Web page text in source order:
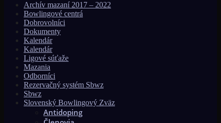
Archív mazaní 2017 – 2022
Bowlingové centrá
Dobrovolníci
Dokumenty
Kalendár
Kalendár
Ligové súťaže
Mazania
Odborníci
Rezervačný systém Sbwz
Sbwz
Slovenský Bowlingový Zväz
Antidoping